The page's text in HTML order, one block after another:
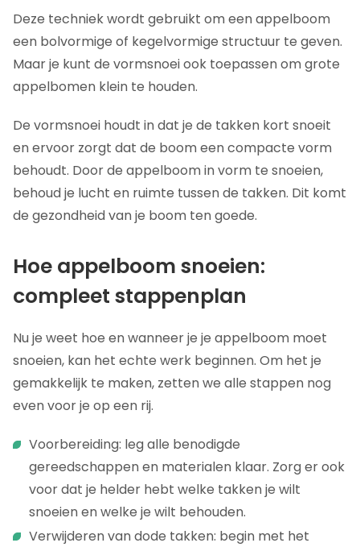
Deze techniek wordt gebruikt om een appelboom
een bolvormige of kegelvormige structuur te geven.
Maar je kunt de vormsnoei ook toepassen om grote
appelbomen klein te houden.
De vormsnoei houdt in dat je de takken kort snoeit
en ervoor zorgt dat de boom een compacte vorm
behoudt. Door de appelboom in vorm te snoeien,
behoud je lucht en ruimte tussen de takken. Dit komt
de gezondheid van je boom ten goede.
Hoe appelboom snoeien:
compleet stappenplan
Nu je weet hoe en wanneer je je appelboom moet
snoeien, kan het echte werk beginnen. Om het je
gemakkelijk te maken, zetten we alle stappen nog
even voor je op een rij.
Voorbereiding: leg alle benodigde
gereedschappen en materialen klaar. Zorg er ook
voor dat je helder hebt welke takken je wilt
snoeien en welke je wilt behouden.
Verwijderen van dode takken: begin met het